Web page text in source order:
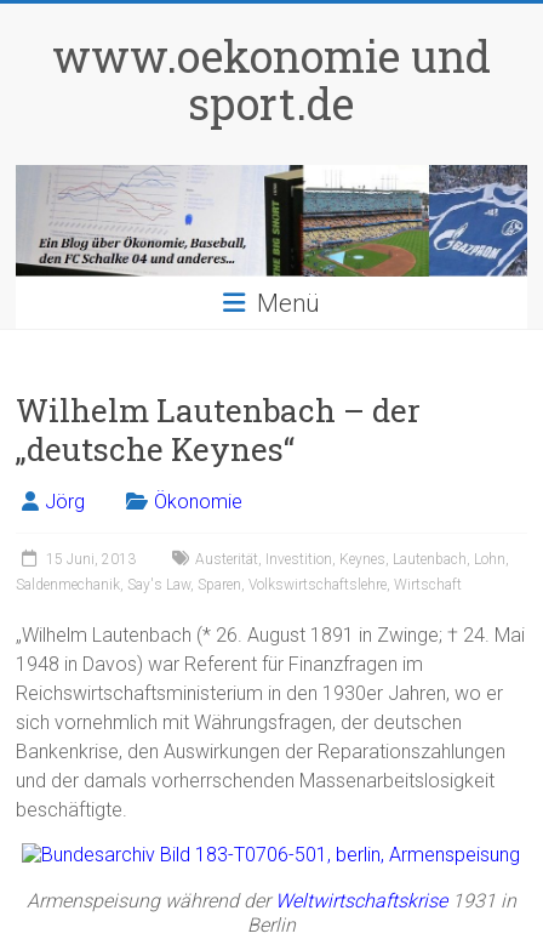
springenwww.oekonomie und
sport.de
Menü
Wilhelm Lautenbach – der
„deutsche Keynes“
Jörg Ökonomie
15 Juni, 2013 Austerität, Investition, Keynes, Lautenbach, Lohn,
Saldenmechanik, Say's Law, Sparen,Volkswirtschaftslehre,Wirtschaft
„Wilhelm Lautenbach (* 26. August 1891 in Zwinge; † 24. Mai
1948 in Davos) war Referent für Finanzfragen im
Reichswirtschaftsministerium in den 1930er Jahren, wo er
sich vornehmlich mit Währungsfragen, der deutschen
Bankenkrise, den Auswirkungen der Reparationszahlungen
und der damals vorherrschenden Massenarbeitslosigkeit
beschäftigte.
Armenspeisung während der Weltwirtschaftskrise1931 in
Berlin